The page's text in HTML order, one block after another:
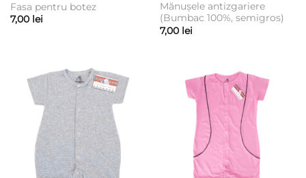
Fasa pentru botez
7,00 lei
Mănușele antizgariere
(Bumbac 100%, semigros)
7,00 lei